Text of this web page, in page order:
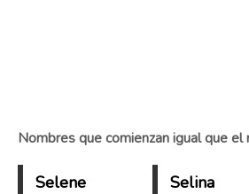
Nombres que comienzan igual que el
Selene Selina